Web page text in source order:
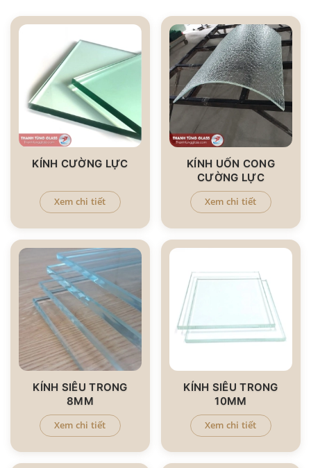
KÍNH CƯỜNG LỰC
Xem chi tiết
KÍNH UỐN CONG
CƯỜNG LỰC
Xem chi tiết
KÍNH SIÊU TRONG
8MM
Xem chi tiết
KÍNH SIÊU TRONG
10MM
Xem chi tiết